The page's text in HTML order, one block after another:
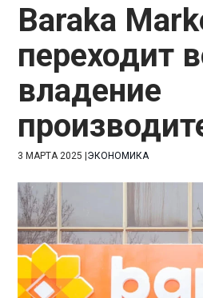
Baraka
переходит
владение
3 МАРТА 2025 |ЭКОНОМИКА